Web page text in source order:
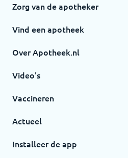
Zorg van de apotheker
Vind een apotheek
Over Apotheek.nl
Video's
Vaccineren
Actueel
Installeer de app